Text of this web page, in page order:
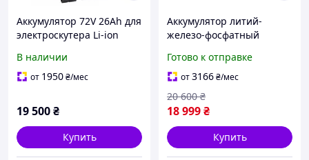
Аккумулятор 72V 26Ah для
электроскутера Li-ion
литиевый термоусадка
батарея код: К72261
В наличии
от 1950₴/мес
19 500₴
Купить
Аккумулятор литий-
железо-фосфатный
300Ah 3840Вт с BMS на
200A резервное питание
(UPS) ИБП для дома
Готово к отправке
от3166₴/мес
18 999₴
20 600 ₴
Купить